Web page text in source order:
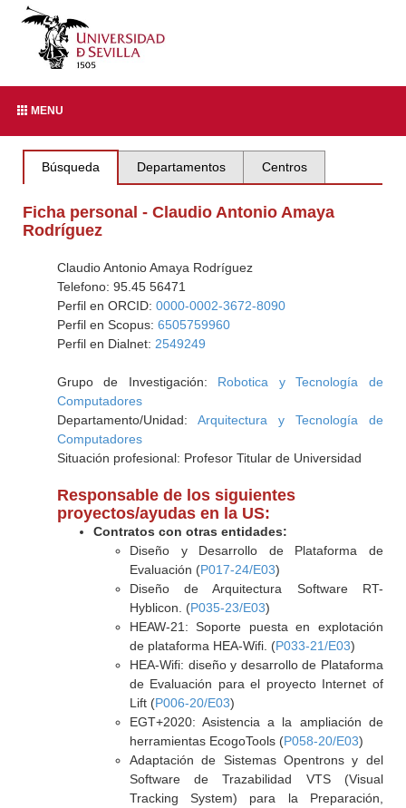
MENU
Búsqueda Departamentos Centros
Ficha personal - Claudio Antonio Amaya
Rodríguez
Claudio Antonio Amaya Rodríguez
Telefono: 95.45 56471
Perfil en ORCID: 0000-0002-3672-8090
Perfil en Scopus: 6505759960
Perfil en Dialnet: 2549249
Grupo de Investigación: Robotica y Tecnología de
Computadores
Departamento/Unidad: Arquitectura y Tecnología de
Computadores
Situación profesional: Profesor Titular de Universidad
Responsable de los siguientes
proyectos/ayudas en la US:
Contratos con otras entidades:
Diseño y Desarrollo de Plataforma de
Evaluación (P017-24/E03)
Diseño de Arquitectura Software RT-
Hyblicon. (P035-23/E03)
HEAW-21: Soporte puesta en explotación
de plataforma HEA-Wifi. (P033-21/E03)
HEA-Wifi: diseño y desarrollo de Plataforma
de Evaluación para el proyecto Internet of
Lift (P006-20/E03)
EGT+2020: Asistencia a la ampliación de
herramientas EcogoTools (P058-20/E03)
Adaptación de Sistemas Opentrons y del
Software de Trazabilidad VTS (Visual
Tracking System) para la Preparación,